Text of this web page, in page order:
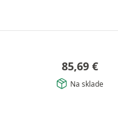
85,69 €
Na sklade